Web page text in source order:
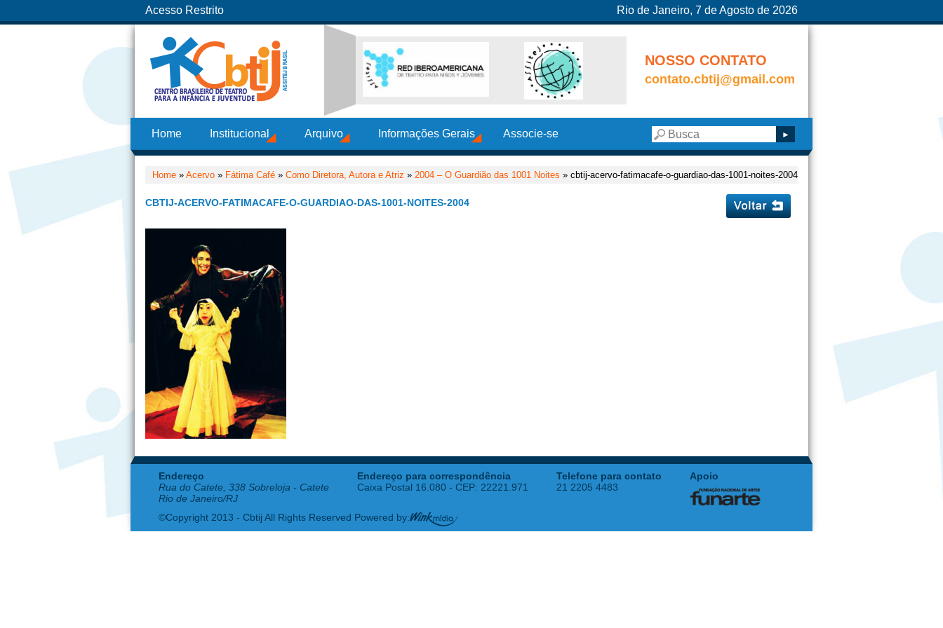
Acesso Restrito Rio de Janeiro, 7 de Agosto de 2026
NOSSO CONTATO
contato.cbtij@gmail.com
Home Institucional Arquivo Informações Gerais Associe-se
Home » Acervo » Fátima Café » Como Diretora, Autora e Atriz » 2004 – O Guardião das 1001 Noites » cbtij-acervo-fatimacafe-o-guardiao-das-1001-noites-2004
CBTIJ-ACERVO-FATIMACAFE-O-GUARDIAO-DAS-1001-NOITES-2004
Endereço
Rua do Catete, 338 Sobreloja - Catete
Rio de Janeiro/RJ
Endereço para correspondência
Caixa Postal 16.080 - CEP: 22221.971
Telefone para contato
21 2205 4483
Apoio
©Copyright 2013 - Cbtij All Rights Reserved Powered by: